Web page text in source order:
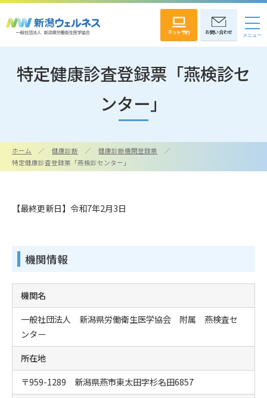
お問い合わせ
ネット予約
特定健康診査登録票「燕検診セ
ンター」
ホーム 健康診断
健康診断機関登録票
特定健康診査登録票「燕検診センター」
【最終更新日】令和7年2月3日
機関情報
機関名
一般社団法人 新潟県労働衛生医学協会 附属 燕検査セ
ンター
所在地
〒959-1289 新潟県燕市東太田字杉名田6857